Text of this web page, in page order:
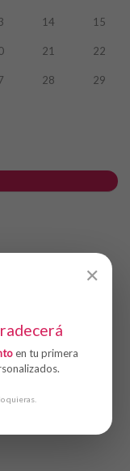
14 15
21 22
28 29
✕
en tu primera
quieras.